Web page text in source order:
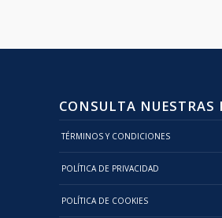
CONSULTA NUESTRAS
TÉRMINOS Y CONDICIONES
POLÍTICA DE PRIVACIDAD
POLÍTICA DE COOKIES